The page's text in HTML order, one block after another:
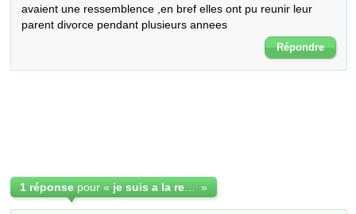
avaient une ressemblence ,en bref elles ont pu reunir leur
parent divorce pendant plusieurs annees
Répondre
1 réponse pour « »